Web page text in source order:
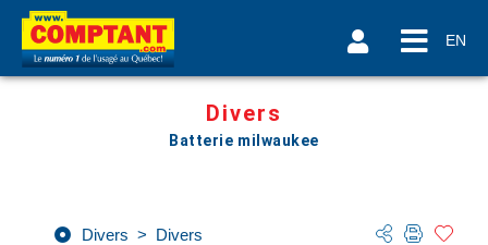
EN
Divers
Batterie milwaukee
Divers > Divers